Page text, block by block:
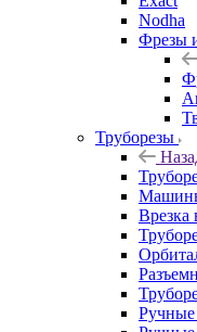
Nodha
Фрезы
Труборезы
Машины
Врезка
Ручные